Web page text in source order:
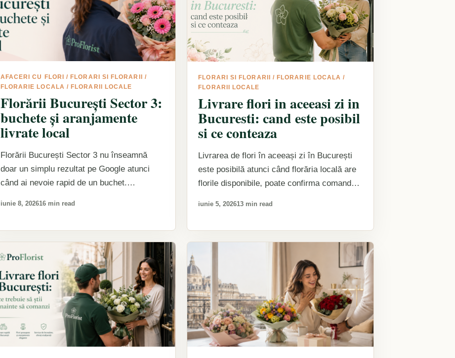
AFACERI CU FLORI / FLORARI SI FLORARII
/
FLORARIE LOCALA / FLORARII LOCALE
Florării București Sector 3:
buchete și aranjamente
livrate local
Florării București Sector 3 nu înseamnă
doar un simplu rezultat pe Google atunci
când ai nevoie rapid de un buchet.
iunie 8, 202616 min read
FLORARI SI FLORARII / FLORARIE LOCALA /
FLORARII LOCALE
Livrare flori in aceeasi zi in
Bucuresti: cand este posibil
si ce conteaza
Livrarea de flori în aceeași zi în București
este posibilă atunci când florăria locală are
florile disponibile, poate confirma comanda
iunie 5, 202613 min read